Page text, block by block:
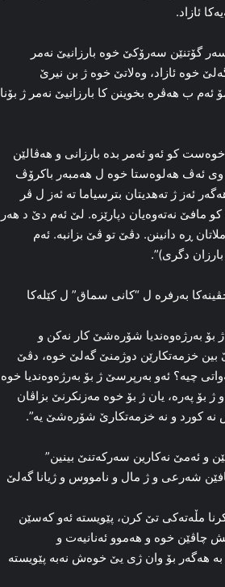
ئازاد.
گۆتنێن سه‌رۆکێ خوه‌ بارزانیێ نه‌مر
خوه‌ ئازاد، وه‌لاتێ خوه‌ ژ بن نیرێ
ب هه‌ڤره‌ بخوینن كا بارزانیێ نه‌مر ژ بۆنا
کو ئه‌و ئه‌مر بده‌ بارزانی و هه‌ڤالێن
ئه‌ڤ هه‌لوه‌ستا خوه‌ ل هه‌مبه‌ر باکرۆڤ
ئه‌ز ژ ته‌هدیتان بترسیاما ته‌ ئه‌ز ل ڤر
مافێ نه‌ته‌وه‌یان دپارێزه‌. لێ ئه‌م دێ د هه‌ر
ڕه‌ دانینن. دڤێ تو ڤێ بزانبه‌. ئه‌م
دگری)”.
جڤینه‌کا به‌رفره ل “کانی سماق” ل کێله‌کا
بۆ به‌رژه‌وه‌ندیا شۆره‌شێ کار نه‌کن و
خزمه‌تکارێن دوژمنێ گه‌لێ خوه‌، دڤێ
چیه‌؟ ئه‌و به‌رپرسێ ژ بۆ به‌رژه‌وه‌ندیا خوه‌
په‌ره‌، یان ژ بۆ خوه‌ مه‌زنکرنێ بزاڤان
نه‌ کورد و نه‌ خزمه‌تکارێ شۆره‌شێ یه‌”.
و ئه‌مێ نه‌کارین سه‌رکه‌تنێ بینین”
شه‌رعی و ژ مال و نامووس و ژیانا گه‌لێ
مڵه‌ته‌کی تێ کرن، پێویسته‌ ئه‌و که‌سێن
چاڤێن خوه‌ و هه‌موو ئه‌نانیه‌ت و
هه‌گه‌ر بۆ وان ژی یێ خوه‌ش نه‌به‌ پێویسته‌